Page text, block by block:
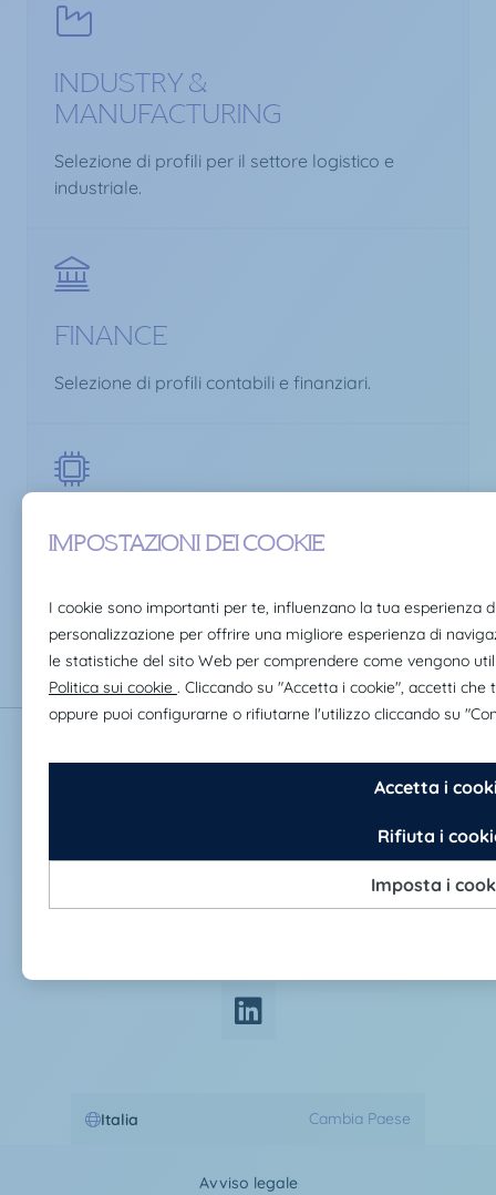
INDUSTRY &
MANUFACTURING
Selezione di profili per il settore logistico e
industriale.
FINANCE
Selezione di profili contabili e finanziari.
IT & DIGITAL
digitale.
Claire Joster
Italia Cambia Paese
Avviso legale